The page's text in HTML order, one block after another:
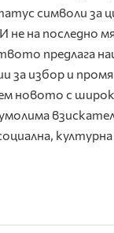
символи за
не на последно
предлага
за избор и
новото с
културна